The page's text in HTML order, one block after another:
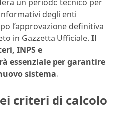
un periodo tecnico per
degli enti
l’approvazione definitiva
in Gazzetta Ufficiale. Il
INPS e
essenziale per garantire
sistema.
criteri di calcolo